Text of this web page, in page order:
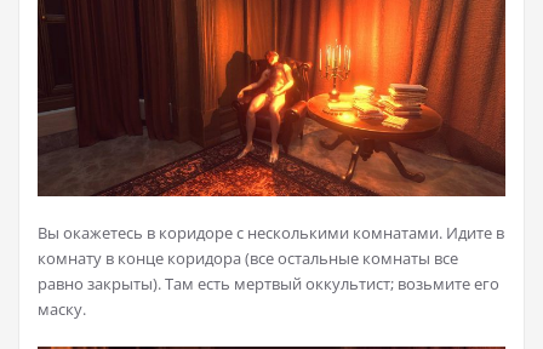
Вы окажетесь в коридоре с несколькими комнатами. Идите в
комнату в конце коридора (все остальные комнаты все
равно закрыты). Там есть мертвый оккультист; возьмите его
маску.